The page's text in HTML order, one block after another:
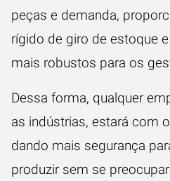
peças e demanda,
rígido de giro de estoque
mais robustos para os
Dessa forma, qualquer
as indústrias, estará com
dando mais segurança
produzir sem se